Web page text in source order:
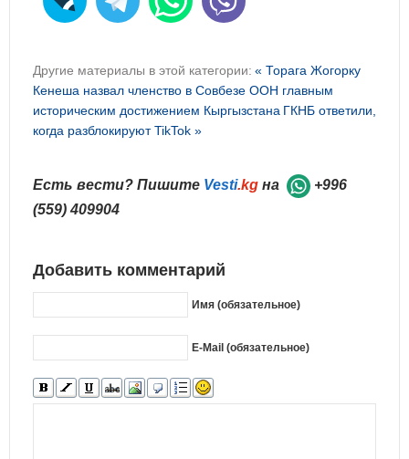
Другие материалы в этой категории: « Торага Жогорку
Кенеша назвал членство в Совбезе ООН главным
историческим достижением Кыргызстана ГКНБ ответили,
когда разблокируют TikTok »
Есть вести? Пишите Vesti.kg на
+996
(559) 409904
Добавить комментарий
Имя (обязательное)
E-Mail (обязательное)